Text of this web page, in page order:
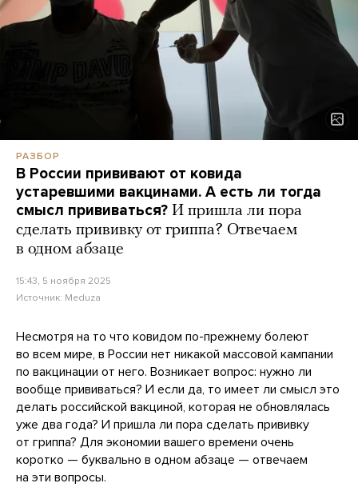
РАЗБОР
В России прививают от ковида
устаревшими вакцинами. А есть ли тогда
смысл прививаться? И пришла ли пора
сделать прививку от гриппа? Отвечаем
в одном абзаце
15:43, 5 ноября 2025
Источник: Meduza
Несмотря на то что ковидом по-прежнему болеют
во всем мире, в России нет никакой массовой кампании
по вакцинации от него. Возникает вопрос: нужно ли
вообще прививаться? И если да, то имеет ли смысл это
делать российской вакциной, которая не обновлялась
уже два года? И пришла ли пора сделать прививку
от гриппа? Для экономии вашего времени очень
коротко — буквально в одном абзаце — отвечаем
на эти вопросы.